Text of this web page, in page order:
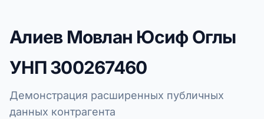
Алиев Мовлан Юсиф Оглы
УНП300267460
Демонстрация расширенных публичных
данных контрагента